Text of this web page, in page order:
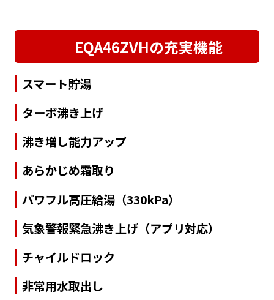
EQA46ZVHの充実機能
スマート貯湯
ターボ沸き上げ
沸き増し能力アップ
あらかじめ霜取り
パワフル高圧給湯（330kPa）
気象警報緊急沸き上げ（アプリ対応）
チャイルドロック
非常用水取出し